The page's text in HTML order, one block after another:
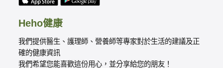
Heho健康
我們提供醫生、護理師、營養師等專家對於生活的建議及正
確的健康資訊
我們希望您能喜歡這份用心，並分享給您的朋友！